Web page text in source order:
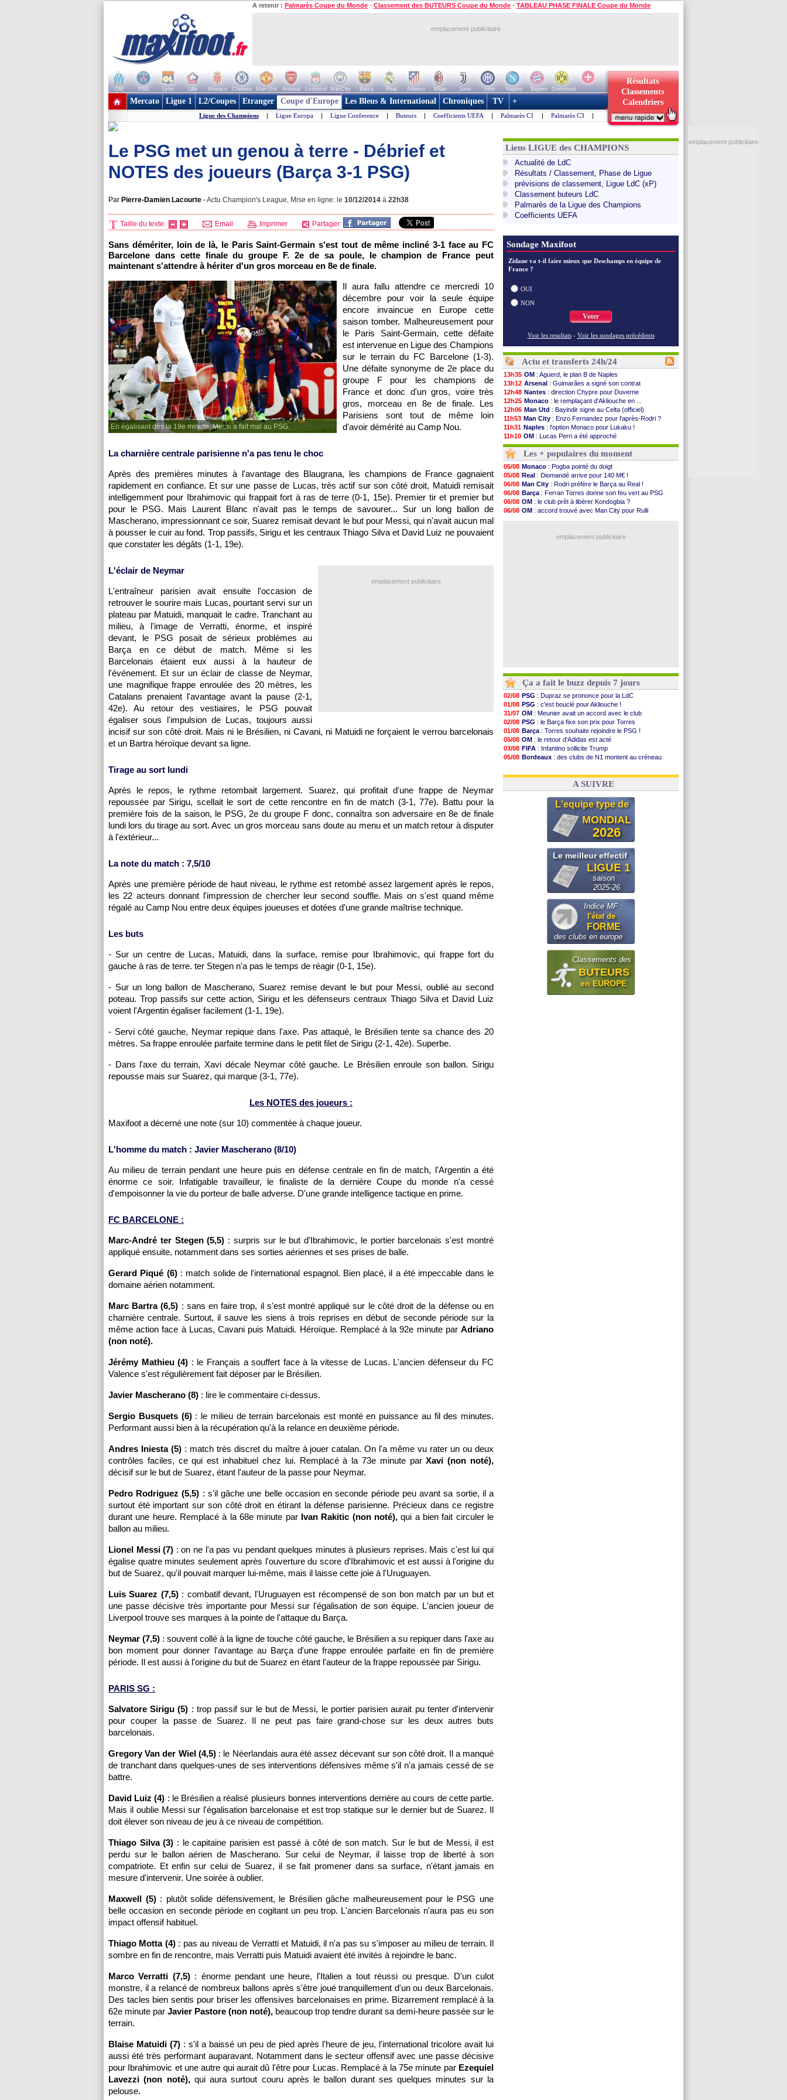
A retenir : Palmarès Coupe du Monde - Classement des BUTEURS Coupe du Monde - TABLEAU PHASE FINALE Coupe du Monde
emplacement publicitaire
OM PSG Lyon Lille Monaco Chelsea Man Utd Arsenal Liverpool ManCity Barca Real Atletico Milan Juve Inter Naples Bayern
Dortmund
+ de clubs
Résultats
Classements
Calendriers
Mercato Ligue 1 L2/Coupes Etranger Coupe d'Europe Les Bleus & International Chroniques TV +
Ligue des Champions | Ligue Europa | Ligue Conference | Buteurs | Coefficients UEFA | Palmarès C1 | Palmarès C3 |
Le PSG met un genou à terre - Débrief et
NOTES des joueurs (Barça 3-1 PSG)
Par Pierre-Damien Lacourte -Actu Champion's League, Mise en ligne: le 10/12/2014 à 22h38
Taille du texte: Email Imprimer Partager:
Sans démériter, loin de là, le Paris Saint-Germain s'est tout de même incliné 3-1 face au FC
Barcelone dans cette finale du groupe F. 2e de sa poule, le champion de France peut
maintenant s'attendre à hériter d'un gros morceau en 8e de finale.
En égalisant dès la 19e minute, Messi a fait mal au PSG.
Il aura fallu attendre ce mercredi 10
décembre pour voir la seule équipe
encore invaincue en Europe cette
saison tomber. Malheureusement pour
le Paris Saint-Germain, cette défaite
est intervenue en Ligue des Champions
sur le terrain du FC Barcelone (1-3).
Une défaite synonyme de 2e place du
groupe F pour les champions de
France et donc d'un gros, voire très
gros, morceau en 8e de finale. Les
Parisiens sont tout de même loin
d'avoir démérité au Camp Nou.
La charnière centrale parisienne n'a pas tenu le choc
Après des premières minutes à l'avantage des Blaugrana, les champions de France gagnaient
rapidement en confiance. Et sur une passe de Lucas, très actif sur son côté droit, Matuidi remisait
intelligemment pour Ibrahimovic qui frappait fort à ras de terre (0-1, 15e). Premier tir et premier but
pour le PSG. Mais Laurent Blanc n'avait pas le temps de savourer... Sur un long ballon de
Mascherano, impressionnant ce soir, Suarez remisait devant le but pour Messi, qui n'avait aucun mal
à pousser le cuir au fond. Trop passifs, Sirigu et les centraux Thiago Silva et David Luiz ne pouvaient
que constater les dégâts (1-1, 19e).
emplacement publicitaire
L'éclair de Neymar
L'entraîneur parisien avait ensuite l'occasion de
retrouver le sourire mais Lucas, pourtant servi sur un
plateau par Matuidi, manquait le cadre. Tranchant au
milieu, à l'image de Verratti, énorme, et inspiré
devant, le PSG posait de sérieux problèmes au
Barça en ce début de match. Même si les
Barcelonais étaient eux aussi à la hauteur de
l'événement. Et sur un éclair de classe de Neymar,
une magnifique frappe enroulée des 20 mètres, les
Catalans prenaient l'avantage avant la pause (2-1,
42e). Au retour des vestiaires, le PSG pouvait
égaliser sous l'impulsion de Lucas, toujours aussi
incisif sur son côté droit. Mais ni le Brésilien, ni Cavani, ni Matuidi ne forçaient le verrou barcelonais
et un Bartra héroïque devant sa ligne.
Tirage au sort lundi
Après le repos, le rythme retombait largement. Suarez, qui profitait d'une frappe de Neymar
repoussée par Sirigu, scellait le sort de cette rencontre en fin de match (3-1, 77e). Battu pour la
première fois de la saison, le PSG, 2e du groupe F donc, connaîtra son adversaire en 8e de finale
lundi lors du tirage au sort. Avec un gros morceau sans doute au menu et un match retour à disputer
à l'extérieur...
La note du match : 7,5/10
Après une première période de haut niveau, le rythme est retombé assez largement après le repos,
les 22 acteurs donnant l'impression de chercher leur second souffle. Mais on s'est quand même
régalé au Camp Nou entre deux équipes joueuses et dotées d'une grande maîtrise technique.
Les buts
- Sur un centre de Lucas, Matuidi, dans la surface, remise pour Ibrahimovic, qui frappe fort du
gauche à ras de terre. ter Stegen n'a pas le temps de réagir (0-1, 15e).
- Sur un long ballon de Mascherano, Suarez remise devant le but pour Messi, oublié au second
poteau. Trop passifs sur cette action, Sirigu et les défenseurs centraux Thiago Silva et David Luiz
voient l'Argentin égaliser facilement (1-1, 19e).
- Servi côté gauche, Neymar repique dans l'axe. Pas attaqué, le Brésilien tente sa chance des 20
mètres. Sa frappe enroulée parfaite termine dans le petit filet de Sirigu (2-1, 42e). Superbe.
- Dans l'axe du terrain, Xavi décale Neymar côté gauche. Le Brésilien enroule son ballon. Sirigu
repousse mais sur Suarez, qui marque (3-1, 77e).
Les NOTES des joueurs :
Maxifoot a décerné une note (sur 10) commentée à chaque joueur.
L'homme du match : Javier Mascherano (8/10)
Au milieu de terrain pendant une heure puis en défense centrale en fin de match, l'Argentin a été
énorme ce soir. Infatigable travailleur, le finaliste de la dernière Coupe du monde n'a cessé
d'empoisonner la vie du porteur de balle adverse. D'une grande intelligence tactique en prime.
FC BARCELONE :
Marc-André ter Stegen (5,5) : surpris sur le but d'Ibrahimovic, le portier barcelonais s'est montré
appliqué ensuite, notamment dans ses sorties aériennes et ses prises de balle.
Gerard Piqué (6): match solide de l'international espagnol. Bien placé, il a été impeccable dans le
domaine aérien notamment.
Marc Bartra (6,5) : sans en faire trop, il s'est montré appliqué sur le côté droit de la défense ou en
charnière centrale. Surtout, il sauve les siens à trois reprises en début de seconde période sur la
même action face à Lucas, Cavani puis Matuidi. Héroïque. Remplacé à la 92e minute par Adriano
(non noté).
Jérémy Mathieu (4) : le Français a souffert face à la vitesse de Lucas. L'ancien défenseur du FC
Valence s'est régulièrement fait déposer par le Brésilien.
Javier Mascherano (8) : lire le commentaire ci-dessus.
Sergio Busquets (6): le milieu de terrain barcelonais est monté en puissance au fil des minutes.
Performant aussi bien à la récupération qu'à la relance en deuxième période.
Andres Iniesta (5): match très discret du maître à jouer catalan. On l'a même vu rater un ou deux
contrôles faciles, ce qui est inhabituel chez lui. Remplacé à la 73e minute parXavi (non noté),
décisif sur le but de Suarez, étant l'auteur de la passe pour Neymar.
Pedro Rodriguez (5,5) : s'il gâche une belle occasion en seconde période peu avant sa sortie, il a
surtout été important sur son côté droit en étirant la défense parisienne. Précieux dans ce registre
durant une heure. Remplacé à la 68e minute parIvan Rakitic (non noté),qui a bien fait circuler le
ballon au milieu.
Lionel Messi (7) : on ne l'a pas vu pendant quelques minutes à plusieurs reprises. Mais c'est lui qui
égalise quatre minutes seulement après l'ouverture du score d'Ibrahimovic et est aussi à l'origine du
but de Suarez, qu'il pouvait marquer lui-même, mais il laisse cette joie à l'Uruguayen.
Luis Suarez (7,5): combatif devant, l'Uruguayen est récompensé de son bon match par un but et
une passe décisive très importante pour Messi sur l'égalisation de son équipe. L'ancien joueur de
Liverpool trouve ses marques à la pointe de l'attaque du Barça.
Neymar (7,5) : souvent collé à la ligne de touche côté gauche, le Brésilien a su repiquer dans l'axe au
bon moment pour donner l'avantage au Barça d'une frappe enroulée parfaite en fin de première
période. Il est aussi à l'origine du but de Suarez en étant l'auteur de la frappe repoussée par Sirigu.
PARIS SG :
Salvatore Sirigu (5) : trop passif sur le but de Messi, le portier parisien aurait pu tenter d'intervenir
pour couper la passe de Suarez. Il ne peut pas faire grand-chose sur les deux autres buts
barcelonais.
Gregory Van der Wiel (4,5): le Néerlandais aura été assez décevant sur son côté droit. Il a manqué
de tranchant dans quelques-unes de ses interventions défensives même s'il n'a jamais cessé de se
battre.
David Luiz (4) : le Brésilien a réalisé plusieurs bonnes interventions derrière au cours de cette partie.
Mais il oublie Messi sur l'égalisation barcelonaise et est trop statique sur le dernier but de Suarez. Il
doit élever son niveau de jeu à ce niveau de compétition.
Thiago Silva (3) : le capitaine parisien est passé à côté de son match. Sur le but de Messi, il est
perdu sur le ballon aérien de Mascherano. Sur celui de Neymar, il laisse trop de liberté à son
compatriote. Et enfin sur celui de Suarez, il se fait promener dans sa surface, n'étant jamais en
mesure d'intervenir. Une soirée à oublier.
Maxwell (5): plutôt solide défensivement, le Brésilien gâche malheureusement pour le PSG une
belle occasion en seconde période en cogitant un peu trop. L'ancien Barcelonais n'aura pas eu son
impact offensif habituel.
Thiago Motta (4): pas au niveau de Verratti et Matuidi, il n'a pas su s'imposer au milieu de terrain. Il
sombre en fin de rencontre, mais Verratti puis Matuidi avaient été invités à rejoindre le banc.
Marco Verratti (7,5): énorme pendant une heure, l'Italien a tout réussi ou presque. D'un culot
monstre, il a relancé de nombreux ballons après s'être joué tranquillement d'un ou deux Barcelonais.
Des tacles bien sentis pour briser les offensives barcelonaises en prime. Bizarrement remplacé à la
62e minute par Javier Pastore (non noté), beaucoup trop tendre durant sa demi-heure passée sur le
terrain.
Blaise Matuidi (7) : s'il a baissé un peu de pied après l'heure de jeu, l'international tricolore avait lui
aussi été très performant auparavant. Notamment dans le secteur offensif avec une passe décisive
pour Ibrahimovic et une autre qui aurait dû l'être pour Lucas. Remplacé à la 75e minute par Ezequiel
Lavezzi (non noté),qui aura surtout couru après le ballon durant ses quelques minutes sur la
pelouse.
Liens LIGUE des CHAMPIONS
Actualité de LdC
Résultats / Classement, Phase de Ligue
prévisions de classement, Ligue LdC (xP)
Classement buteurs LdC
Palmarès de la Ligue des Champions
Coefficients UEFA
Sondage Maxifoot
Zidane va t-il faire mieux que Deschamps en équipe de
France ?
OUI
NON
Voter
Voir les resultats - Voir les sondages précédents
Actu et transferts 24h/24
13h35 OM : Aguerd, le plan B de Naples
13h12 Arsenal : Guimarães a signé son contrat
12h48 Nantes : direction Chypre pour Duverne
12h25 Monaco : le remplaçant d'Akliouche en ...
12h06 Man Utd : Bayindir signe au Celta (officiel)
11h53 Man City : Enzo Fernandez pour l'après-Rodri ?
11h31 Naples : l'option Monaco pour Lukaku !
11h10 OM : Lucas Perri a été approché
10h52 PSG: le coach de l'Ajax insiste pour Godts
10h33
PSG : une 2e offre en préparation pour Godts
10h12 Francfort: Dina Ebimbe signe à Schalke (off.)
10h09
Strasbourg: Saïdou Sow prêté à Nantes (off.)
10h05
Monaco: Filipe Luis aimerait garder Balogun
09h44
Dortmund: Newcastle est prévenu pour Nmecha
09h24
Barça : première offre à 45 M€ pour Rodri ?
09h06
Argentine : le soutien très appuyé à Infantino
08h44
Tottenham : Van de Ven va prolonger
: Rubiales charge Infantino et ...
Les + populaires du moment
05/08 Monaco : Pogba pointé du doigt
05/08 Real : Diomandé arrive pour 140 M€ !
06/08 Man City : Rodri préfère le Barça au Real !
06/08 Barça : Ferran Torres donne son feu vert au PSG
06/08 OM : le club prêt à libérer Kondogbia ?
06/08 OM : accord trouvé avec Man City pour Rulli
emplacement publicitaire
Ça a fait le buzz depuis 7 jours
02/08 PSG : Dupraz se prononce pour la LdC
01/08 PSG : c'est bouclé pour Akliouche !
31/07 OM : Meunier avait un accord avec le club
02/08 PSG : le Barça fixe son prix pour Torres
01/08 Barça : Torres souhaite rejoindre le PSG !
05/08 OM : le retour d'Adidas est acté
03/08 FIFA : Infantino sollicite Trump
05/08 Bordeaux : des clubs de N1 montent au créneau
03/08 Real: le démenti de Leipzig pour Diomandé
A SUIVRE
L'equipe type de
MONDIAL
2026
Le meilleur effectif
LIGUE 1
saison
2025-26
Indice MF :
l'état de
FORME
des clubs en europe
Classements des
BUTEURS
en EUROPE
emplacement publicitaire